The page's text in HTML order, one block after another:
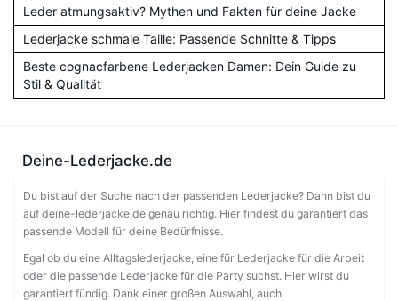
Leder atmungsaktiv? Mythen und Fakten für deine Jacke
Lederjacke schmale Taille: Passende Schnitte & Tipps
Beste cognacfarbene Lederjacken Damen: Dein Guide zu
Stil & Qualität
Deine-Lederjacke.de
Du bist auf der Suche nach der passenden Lederjacke? Dann bist du
auf deine-lederjacke.de genau richtig. Hier findest du garantiert das
passende Modell für deine Bedürfnisse.
Egal ob du eine Alltagslederjacke, eine für Lederjacke für die Arbeit
oder die passende Lederjacke für die Party suchst. Hier wirst du
garantiert fündig. Dank einer großen Auswahl, auch